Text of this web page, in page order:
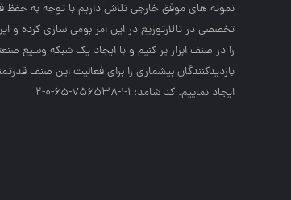
نمونه هاي موفق خارجي تلاش داريم با توجه به حفظ
تخصصي در تالارتوزيع در اين امر بومي سازي كرده و
را در صنف ابزار پر كنيم و با ايجاد يك شبكه وسيع
بازديدكنندگان بيشماري را براي فعاليت اين صنف
ايجاد نماييم. کد شامد: 1-1-756538-65-0-2